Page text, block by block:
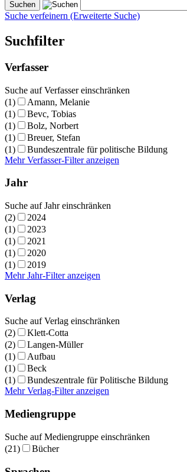
Suche verfeinern (Erweiterte Suche)
Suchfilter
Verfasser
Suche auf Verfasser einschränken
(1)
Amann, Melanie
(1)
Bevc, Tobias
(1)
Bolz, Norbert
(1)
Breuer, Stefan
(1)
Bundeszentrale für politische Bildung
Mehr Verfasser-Filter anzeigen
Jahr
Suche auf Jahr einschränken
(2)
2024
(1)
2023
(1)
2021
(1)
2020
(1)
2019
Mehr Jahr-Filter anzeigen
Verlag
Suche auf Verlag einschränken
(2)
Klett-Cotta
(2)
Langen-Müller
(1)
Aufbau
(1)
Beck
(1)
Bundeszentrale für Politische Bildung
Mehr Verlag-Filter anzeigen
Mediengruppe
Suche auf Mediengruppe einschränken
(21)
Bücher